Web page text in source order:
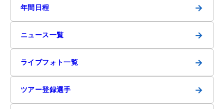
年間日程 →
ニュース一覧 →
ライブフォト一覧 →
ツアー登録選手 →